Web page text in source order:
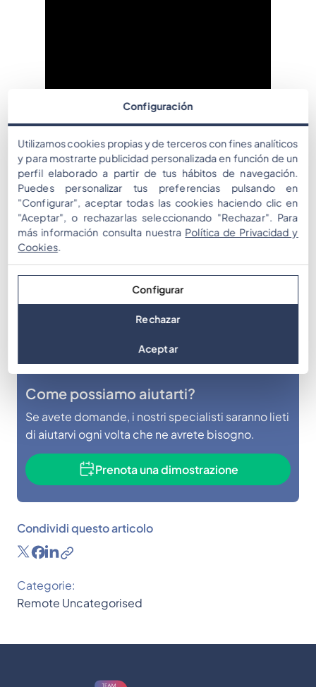
Questa attività di team building altamente immersiva
dimostra comemoove TEAMpossa essere utilizzato
come interfaccia interattiva per squadre che
giocano a distanza e come si integri con diverse
dinamiche e strategie per offrire esperienze
Per saperne di più su questo concorso,
info@kopernico.es
Come possiamo aiutarti?
Se avete domande, i nostri specialisti saranno lieti
di aiutarvi ogni volta che ne avrete bisogno.
Prenota una dimostrazione
Condividi questo articolo
Categorie:
Remote Uncategorised
Configuración
Utilizamos cookies propias y de terceros con fines analíticos
y para mostrarte publicidad personalizada en función de un
perfil elaborado a partir de tus hábitos de navegación.
Puedes personalizar tus preferencias pulsando en
"Configurar", aceptar todas las cookies haciendo clic en
"Aceptar", o rechazarlas seleccionando "Rechazar". Para
más información consulta nuestra Política de Privacidad y
Cookies.
Configurar
Rechazar
Aceptar